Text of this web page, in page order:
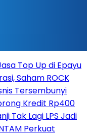
Top Up di Epayu
Saham ROCK
Tersembunyi
Kredit Rp400
Tak Lagi LPS Jadi
Perkuat